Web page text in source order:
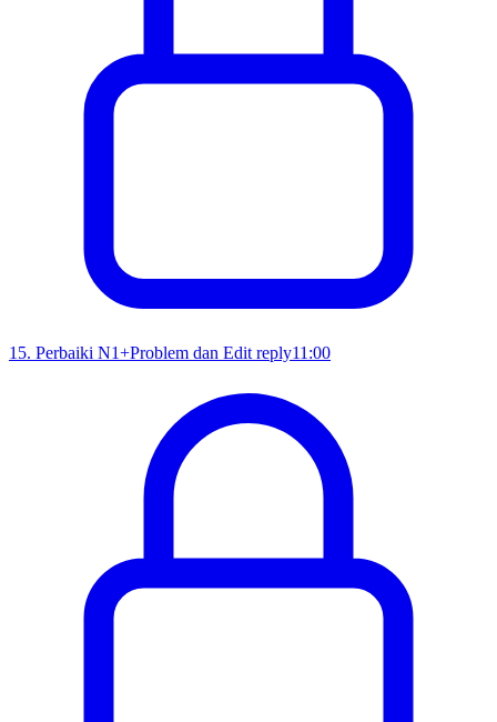
15. Perbaiki N1+Problem dan Edit reply11:00